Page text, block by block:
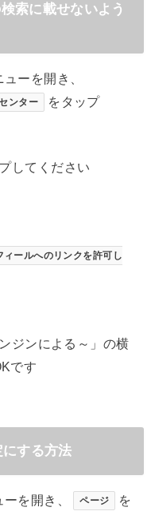
索に載せないよう
ーを開き、
ンター をタップ
してください
ールへのリンクを許可し
ジンによる～」の横
です
する方法
を開き、 ページ
を